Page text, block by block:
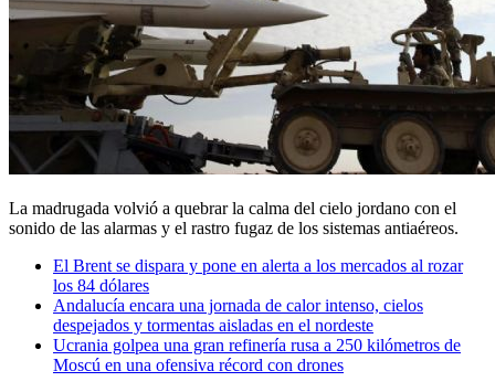
La madrugada volvió a quebrar la calma del cielo jordano con el
sonido de las alarmas y el rastro fugaz de los sistemas antiaéreos.
El Brent se dispara y pone en alerta a los mercados al rozar
los 84 dólares
Andalucía encara una jornada de calor intenso, cielos
despejados y tormentas aisladas en el nordeste
Ucrania golpea una gran refinería rusa a 250 kilómetros de
Moscú en una ofensiva récord con drones